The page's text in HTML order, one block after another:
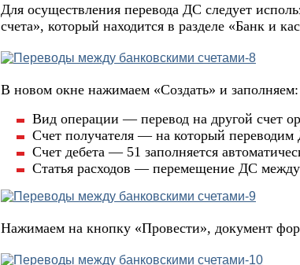
Для осуществления перевода ДС следует
счета», который находится в разделе «Банк и
В новом окне нажимаем «Создать» и заполняем:
Вид операции — перевод на другой счет
Счет получателя — на который
Счет дебета — 51 заполняется
Статья расходов — перемещение ДС между
Нажимаем на кнопку «Провести», документ